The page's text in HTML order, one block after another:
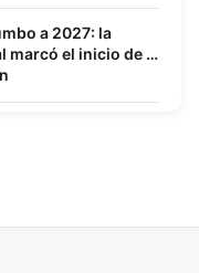
a 2027: la
marcó el inicio de la